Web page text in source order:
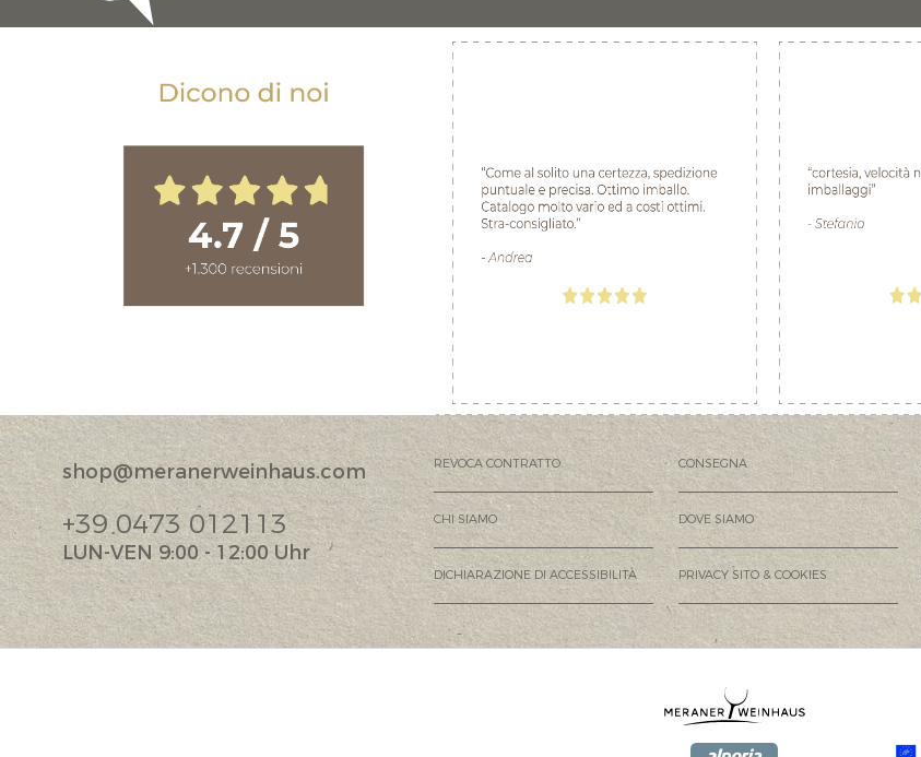
shop@meranerweinhaus.com
+39 0473 012113
LUN-VEN 9:00 - 12:00 Uhr
REVOCA CONTRATTO CONSEGNA
CHI SIAMO DOVE SIAMO
DICHIARAZIONE DI ACCESSIBILITÀ PRIVACY SITO & COOKIES